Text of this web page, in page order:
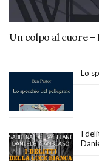
Un colpo al cuore –
Lo
I